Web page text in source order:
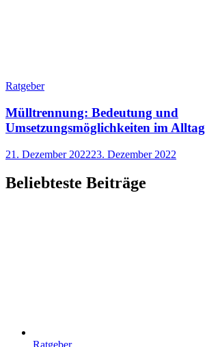
Ratgeber
Mülltrennung: Bedeutung und
Umsetzungsmöglichkeiten im Alltag
21. Dezember 202223. Dezember 2022
Beliebteste Beiträge